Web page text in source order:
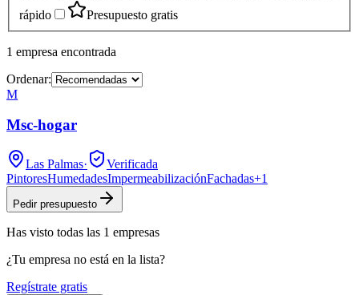
rápido
Presupuesto gratis
1 empresa encontrada
Ordenar:
M
Msc-hogar
Las Palmas·
Verificada
PintoresHumedadesImpermeabilizaciónFachadas+1
Pedir presupuesto
Has visto todas las 1 empresas
¿Tu empresa no está en la lista?
Regístrate gratis